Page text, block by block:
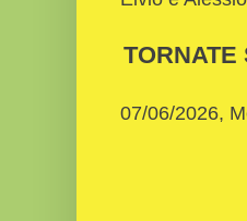
TORNATE
07/06/2026,